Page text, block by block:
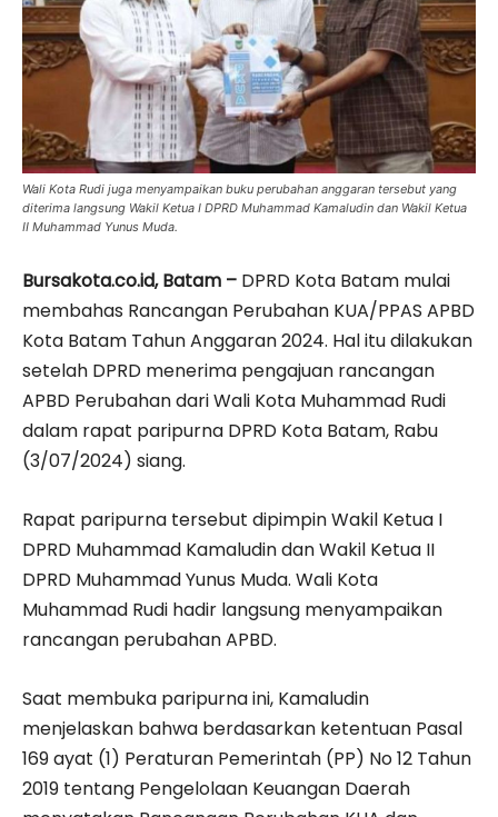
Wali Kota Rudi juga menyampaikan buku perubahan anggaran tersebut yang
diterima langsung Wakil Ketua I DPRD Muhammad Kamaludin dan Wakil Ketua
II Muhammad Yunus Muda.
Bursakota.co.id, Batam – DPRD Kota Batam mulai
membahas Rancangan Perubahan KUA/PPAS APBD
Kota Batam Tahun Anggaran 2024. Hal itu dilakukan
setelah DPRD menerima pengajuan rancangan
APBD Perubahan dari Wali Kota Muhammad Rudi
dalam rapat paripurna DPRD Kota Batam, Rabu
(3/07/2024) siang.
Rapat paripurna tersebut dipimpin Wakil Ketua I
DPRD Muhammad Kamaludin dan Wakil Ketua II
DPRD Muhammad Yunus Muda. Wali Kota
Muhammad Rudi hadir langsung menyampaikan
rancangan perubahan APBD.
Saat membuka paripurna ini, Kamaludin
menjelaskan bahwa berdasarkan ketentuan Pasal
169 ayat (1) Peraturan Pemerintah (PP) No 12 Tahun
2019 tentang Pengelolaan Keuangan Daerah